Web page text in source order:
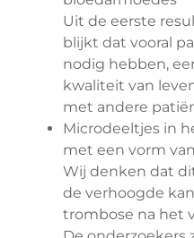
Uit de eerste
blijkt dat vooral
nodig hebben,
kwaliteit van
met andere
Microdeeltjes in
met een vorm
Wij denken dat
de verhoogde
trombose na het